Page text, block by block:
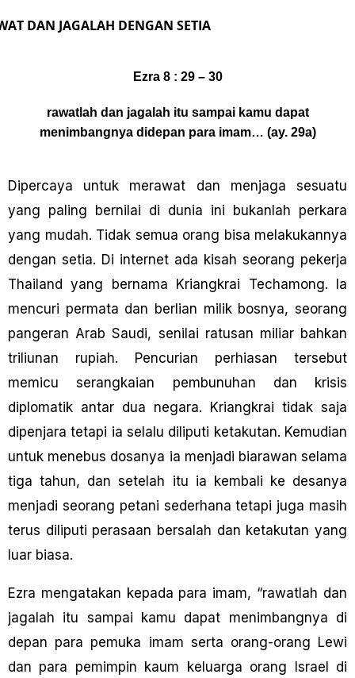
DAN JAGALAH DENGAN SETIA
Ezra 8 : 29 – 30
rawatlah dan jagalah itu sampai kamu dapat
menimbangnya didepan para imam… (ay. 29a)
Dipercaya untuk merawat dan menjaga sesuatu
yang paling bernilai di dunia ini bukanlah perkara
yang mudah. Tidak semua orang bisa melakukannya
dengan setia. Di internet ada kisah seorang pekerja
Thailand yang bernama Kriangkrai Techamong. la
mencuri permata dan berlian milik bosnya, seorang
pangeran Arab Saudi, senilai ratusan miliar bahkan
triliunan rupiah. Pencurian perhiasan tersebut
memicu serangkaian pembunuhan dan krisis
diplomatik antar dua negara. Kriangkrai tidak saja
dipenjara tetapi ia selalu diliputi ketakutan. Kemudian
untuk menebus dosanya ia menjadi biarawan selama
tiga tahun, dan setelah itu ia kembali ke desanya
menjadi seorang petani sederhana tetapi juga masih
terus diliputi perasaan bersalah dan ketakutan yang
luar biasa.
Ezra mengatakan kepada para imam, “rawatlah dan
jagalah itu sampai kamu dapat menimbangnya di
depan para pemuka imam serta orang-orang Lewi
dan para pemimpin kaum keluarga orang Israel di